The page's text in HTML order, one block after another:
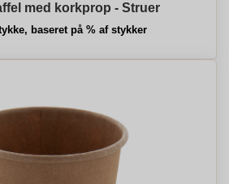
med korkprop - Struer
baseret på % af stykker